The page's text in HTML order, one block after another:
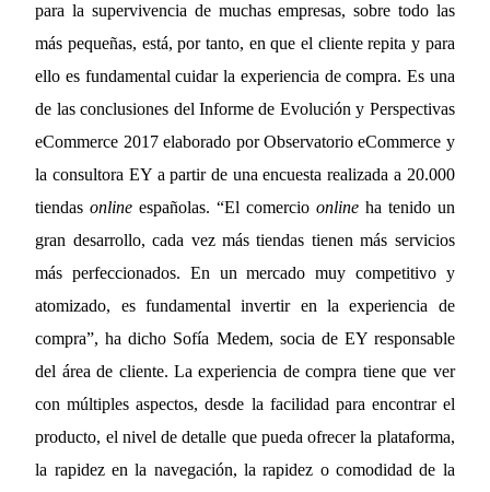
para la supervivencia de muchas empresas, sobre todo las
más pequeñas, está, por tanto, en que el cliente repita y para
ello es fundamental cuidar la experiencia de compra. Es una
de las conclusiones del Informe de Evolución y Perspectivas
eCommerce 2017elaborado por Observatorio eCommerce y
la consultora EY a partir de una encuesta realizada a 20.000
tiendasonline españolas. “El comercio onlineha tenido un
gran desarrollo, cada vez más tiendas tienen más servicios
más perfeccionados. En un mercado muy competitivo y
atomizado, es fundamental invertir en la experiencia de
compra”, ha dicho Sofía Medem, socia de EY responsable
del área de cliente. La experiencia de compra tiene que ver
con múltiples aspectos, desde la facilidad para encontrar el
producto, el nivel de detalle que pueda ofrecer la plataforma,
la rapidez en la navegación, la rapidez o comodidad de la